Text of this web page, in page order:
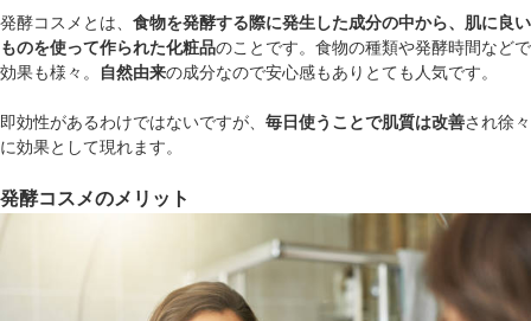
発酵コスメとは、 食物を発酵する際に発生した成分の中から、肌に良い
ものを使って作られた化粧品のことです。食物の種類や発酵時間などで
効果も様々。
自然由来の成分なので安心感もありとても人気です。
即効性があるわけではないですが、 毎日使うことで肌質は改善され徐々
に効果として現れます。
発酵コスメのメリット